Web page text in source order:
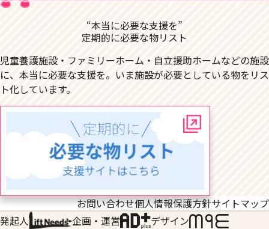
“本当に必要な支援を”
定期的に必要な物リスト
児童養護施設・ファミリーホーム・自立援助ホームなどの施設
に、本当に必要な支援を。いま施設が必要としている物をリス
ト化しています。
お問い合わせ個人情報保護方針サイトマップ
発起人
企画・運営 デザイン